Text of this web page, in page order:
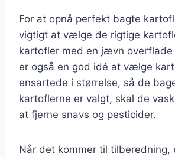
For at opnå perfekt bagte
vigtigt at vælge de rigtige
kartofler med en jævn overflade
er også en god idé at vælge
ensartede i størrelse, så de
kartoflerne er valgt, skal de
at fjerne snavs og pesticider.
Når det kommer til tilberedning,